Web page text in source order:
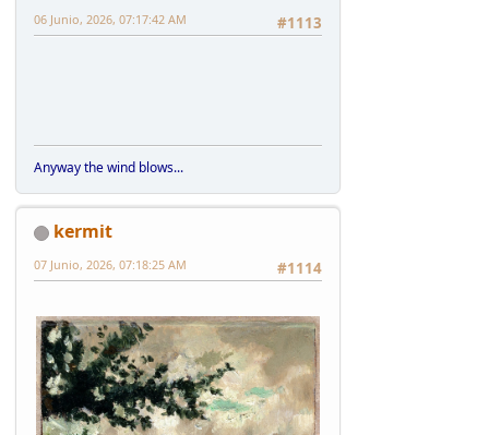
#1113
06 Junio, 2026, 07:17:42 AM
Anyway the wind blows...
kermit
#1114
07 Junio, 2026, 07:18:25 AM